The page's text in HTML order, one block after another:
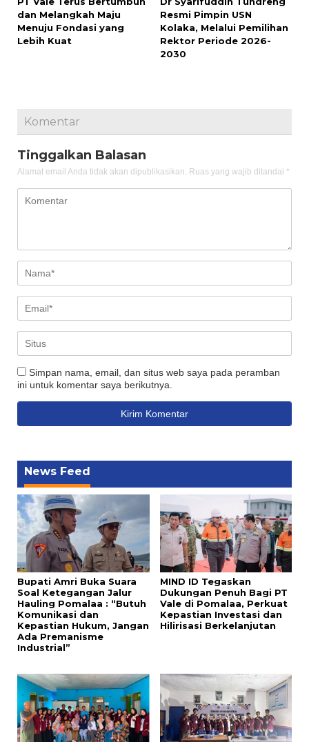
dan Melangkah Maju
Menuju Fondasi yang
Lebih Kuat
Resmi Pimpin USN
Kolaka, Melalui Pemilihan
Rektor Periode 2026-
2030
Komentar
Tinggalkan Balasan
Alamat email Anda tidak akan dipublikasikan. Ruas yang wajib ditandai *
Simpan nama, email, dan situs web saya pada peramban
ini untuk komentar saya berikutnya.
News Feed
Bupati Amri Buka Suara
Soal Ketegangan Jalur
Hauling Pomalaa : “Butuh
Komunikasi dan
Kepastian Hukum, Jangan
Ada Premanisme
Industrial”
MIND ID Tegaskan
Dukungan Penuh Bagi PT
Vale di Pomalaa, Perkuat
Kepastian Investasi dan
Hilirisasi Berkelanjutan